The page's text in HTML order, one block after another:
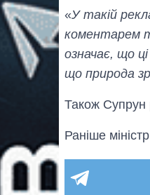
«У такій
коментарем
означає, що
що природа
Також Супрун
Раніше